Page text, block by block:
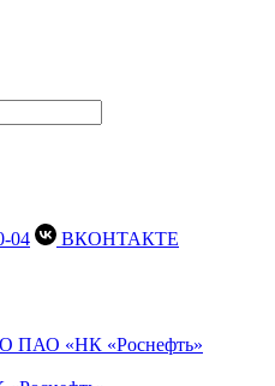
04
ВКОНТАКТЕ
ПАО «НК «Роснефть»